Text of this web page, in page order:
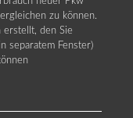
zu können.
erstellt, den Sie
separatem Fenster)